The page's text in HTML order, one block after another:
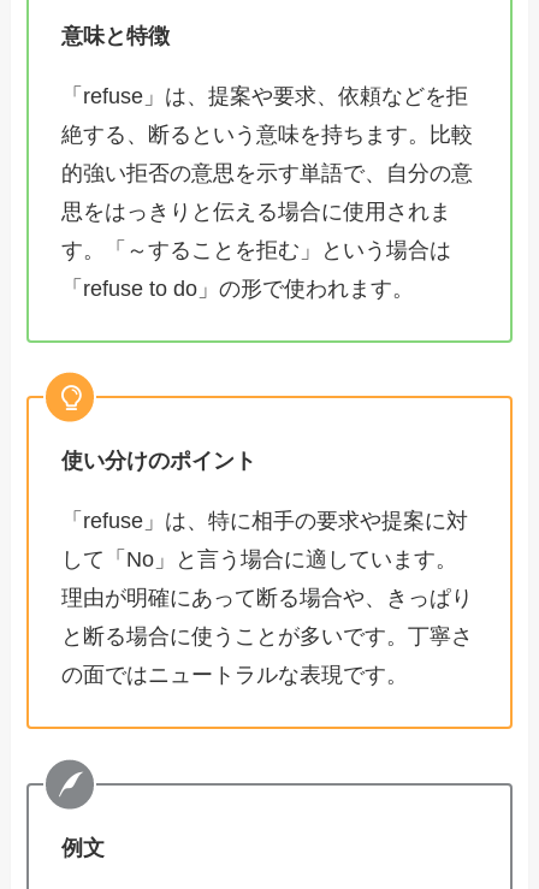
意味と特徴
「refuse」は、提案や要求、依頼などを拒
絶する、断るという意味を持ちます。比較
的強い拒否の意思を示す単語で、自分の意
思をはっきりと伝える場合に使用されま
す。「～することを拒む」という場合は
「refuse to do」の形で使われます。
使い分けのポイント
「refuse」は、特に相手の要求や提案に対
して「No」と言う場合に適しています。
理由が明確にあって断る場合や、きっぱり
と断る場合に使うことが多いです。丁寧さ
の面ではニュートラルな表現です。
例文